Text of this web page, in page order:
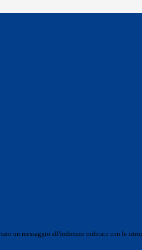
un messaggio all'indirizzo indicato con le